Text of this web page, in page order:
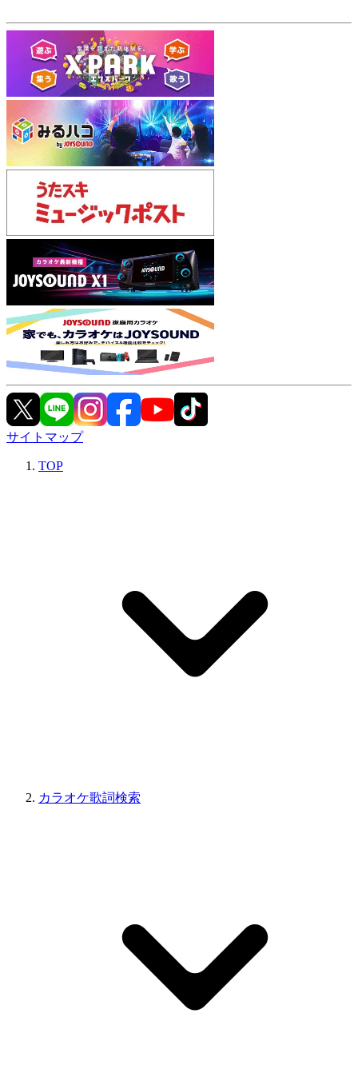
サイトマップ
TOP
カラオケ歌詞検索